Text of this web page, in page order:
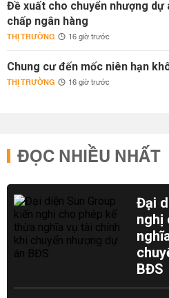
Đề xuất cho chuyển nhượng
chấp ngân hàng
THỊ TRƯỜNG 16 giờ trước
Chung cư đến mốc niên hạn
THỊ TRƯỜNG 16 giờ trước
ĐỌC NHIỀU NHẤT
Đại
nghị
BĐS